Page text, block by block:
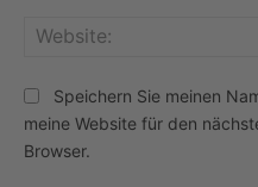
Speichern Sie meinen
meine Website für den
Browser.